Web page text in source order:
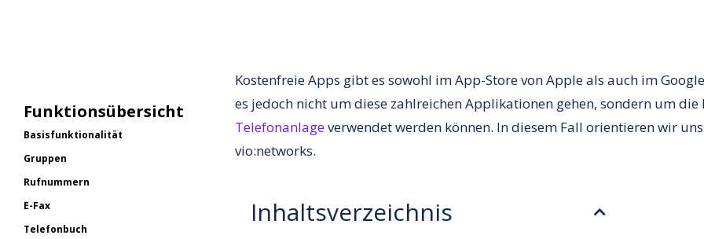
Funktionsübersicht
Basisfunktionalität
Gruppen
Rufnummern
E-Fax
Telefonbuch
Kostenfreie Apps gibt es sowohl im App-Store von Apple als auch im
es jedoch nicht um diese zahlreichen Applikationen gehen, sondern um
Telefonanlageverwendet werden können. In diesem Fall orientieren wir
vio:networks.
Inhaltsverzeichnis